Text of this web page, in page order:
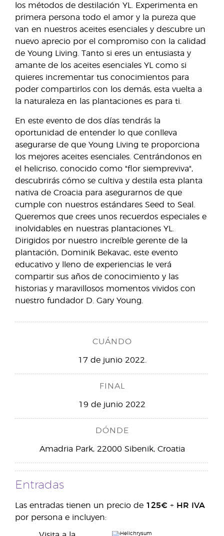
los métodos de destilación YL. Experimenta en
primera persona todo el amor y la pureza que
van en nuestros aceites esenciales y descubre un
nuevo aprecio por el compromiso con la calidad
de Young Living. Tanto si eres un entusiasta y
amante de los aceites esenciales YL como si
quieres incrementar tus conocimientos para
poder compartirlos con los demás, esta vuelta a
la naturaleza en las plantaciones es para ti.
En este evento de dos días tendrás la
oportunidad de entender lo que conlleva
asegurarse de que Young Living te proporciona
los mejores aceites esenciales. Centrándonos en
el helicriso, conocido como "flor siempreviva",
descubrirás cómo se cultiva y destila esta planta
nativa de Croacia para asegurarnos de que
cumple con nuestros estándares Seed to Seal.
Queremos que crees unos recuerdos especiales e
inolvidables en nuestras plantaciones YL.
Dirigidos por nuestro increíble gerente de la
plantación, Dominik Bekavac, este evento
educativo y lleno de experiencias le verá
compartir sus años de conocimiento y las
historias y maravillosos momentos vividos con
nuestro fundador D. Gary Young.
CUÁNDO
17 de junio 2022.
FINAL
19 de junio 2022
DÓNDE
Amadria Park, 22000 Sibenik, Croatia
Entradas
Las entradas tienen un precio de 125€ + HR IVA
por persona e incluyen: